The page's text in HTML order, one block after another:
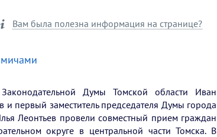
Вам была полезна информация на странице?
Законодательной Думы Томской области Иван
и первый заместитель председателя Думы города
Леонтьев провели совместный прием граждан
округе в центральной части Томска. В